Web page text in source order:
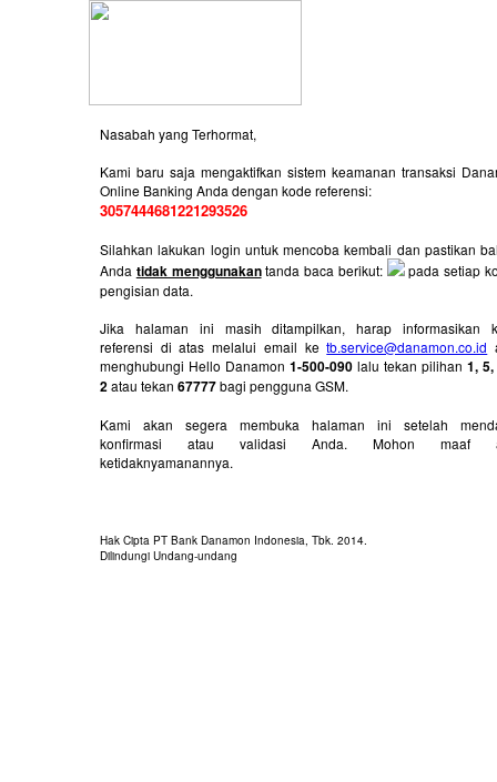
Nasabah yang Terhormat,
Kami baru saja mengaktifkan sistem keamanan transaksi
Online Banking Anda dengan kode referensi:
3057444681221293526
Silahkan lakukan login untuk mencoba kembali dan pastikan
Anda tidak menggunakantanda baca berikut:
pada setiap
pengisian data.
Jika halaman ini masih ditampilkan, harap informasikan
referensi di atas melalui email ketb.service@danamon.co.id
menghubungi Hello Danamon 1-500-090 lalu tekan pilihan 1,
2atau tekan 67777bagi pengguna GSM.
Kami akan segera membuka halaman ini setelah
konfirmasi atau validasi Anda. Mohon maaf
ketidaknyamanannya.
Hak Cipta PT Bank Danamon Indonesia, Tbk. 2014.
Dilindungi Undang-undang